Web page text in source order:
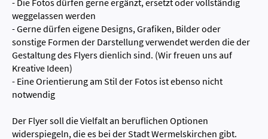
weggelassen werden
- Gerne dürfen eigene Designs, Grafiken, Bilder oder
sonstige Formen der Darstellung verwendet werden die der
Gestaltung des Flyers dienlich sind. (Wir freuen uns auf
Kreative Ideen)
- Eine Orientierung am Stil der Fotos ist ebenso nicht
notwendig
Der Flyer soll die Vielfalt an beruflichen Optionen
widerspiegeln, die es bei der Stadt Wermelskirchen gibt.